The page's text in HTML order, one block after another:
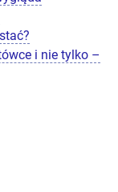
i nie tylko –